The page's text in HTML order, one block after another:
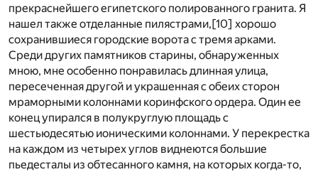
прекраснейшего египетского полированного гранита. Я
нашел также отделанные пилястрами,[10] хорошо
сохранившиеся городские ворота с тремя арками.
Среди других памятников старины, обнаруженных
мною, мне особенно понравилась длинная улица,
пересеченная другой и украшенная с обеих сторон
мраморными колоннами коринфского ордера. Один ее
конец упирался в полукруглую площадь с
шестьюдесятью ионическими колоннами. У перекрестка
на каждом из четырех углов виднеются большие
пьедесталы из обтесанного камня, на которых когда-то,